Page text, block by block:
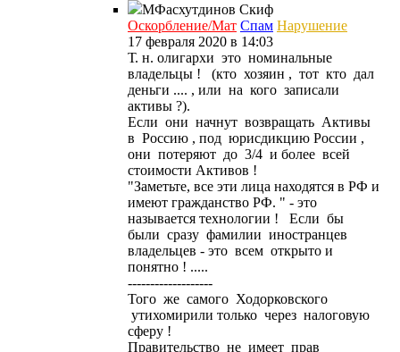
МФасхутдинов Скиф
Оскорбление/Мат Спам Нарушение
17 февраля 2020 в 14:03
Т. н. олигархи это номинальные
владельцы ! (кто хозяин , тот кто дал
деньги .... , или на кого записали
активы ?).
Если они начнут возвращать Активы
в Россию , под юрисдикцию России ,
они потеряют до 3/4 и более всей
стоимости Активов !
"Заметьте, все эти лица находятся в РФ и
имеют гражданство РФ. " - это
называется технологии ! Если бы
были сразу фамилии иностранцев
владельцев - это всем открыто и
понятно ! .....
-------------------
Того же самого Ходорковского
утихомирили только через налоговую
сферу !
Правительство не имеет прав